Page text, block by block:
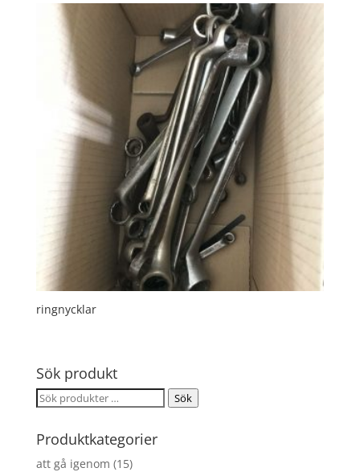
ringnycklar
Sök produkt
Sök
Sök
Produktkategorier
att gå igenom (15)